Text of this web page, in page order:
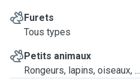
Furets
Tous types
Petits animaux
Rongeurs, lapins, oiseaux, ...